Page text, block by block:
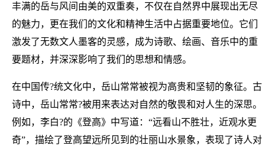
丰满的岳与风间由美的双重奏，不仅在自然界中展现出无尽
的魅力，更在我们的文化和精神生活中占据重要地位。它们
激发了无数文人墨客的灵感，成为诗歌、绘画、音乐中的重
要题材，并深深影响了我们的思想和情感。
在中国传?统文化中，岳山常常被视为高贵和坚韧的象征。古
诗中，岳山常常?被用来表达对自然的敬畏和对人生的深思。
例如，李白?的《登高》中写道：“远看山不胜壮，近观水更
奇”，描绘了登高望远所见到的壮丽山水景象，表现了诗人对